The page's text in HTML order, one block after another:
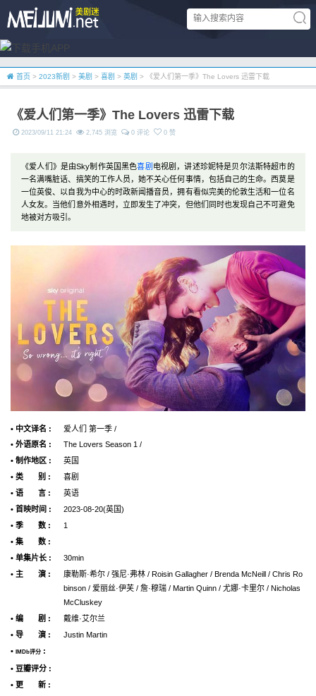
首页 > 2023新剧 > 美剧 > 喜剧 > 英剧 > 《爱人们第一季》The Lovers 迅雷下载
《爱人们第一季》The Lovers 迅雷下载
2023/09/11 21:24 2,745 浏览 0 评论 0 赞
《爱人们》是由Sky制作英国黑色喜剧 电视剧，讲述珍妮特是贝尔法斯特超市的
一名满嘴脏话、搞笑的工作人员，她不关心任何事情，包括自己的生命。西莫是
一位英俊、以自我为中心的时政新闻播音员，拥有看似完美的伦敦生活和一位名
人女友。当他们意外相遇时，立即发生了冲突，但他们同时也发现自己不可避免
地被对方吸引。
• 中文译名 :
爱人们 第一季 /
• 外语原名 :
The Lovers Season 1 /
• 制作地区 :
英国
• 类 别 :
喜剧
• 语 言 :
英语
• 首映时间 :
2023-08-20(英国)
• 季 数 :
1
• 集 数 :
• 单集片长 :
30min
• 主 演 :
康勒斯·希尔 / 强尼·弗林 / Roisin Gallagher / Brenda McNeill / Chris Ro
binson / 爱丽丝·伊芙 / 詹·穆瑞 / Martin Quinn / 尤娜·卡里尔 / Nicholas
McCluskey
• 编 剧 :
戴维·艾尔兰
• 导 演 :
Justin Martin
•
IMDb评分 :
• 豆瓣评分 :
• 更 新 :